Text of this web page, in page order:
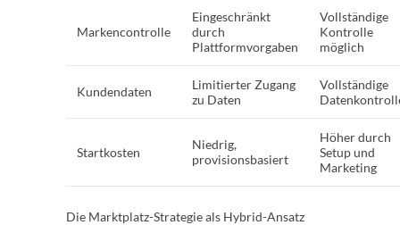
Markencontrolle
Eingeschränkt
durch
Plattformvorgaben
Vollständige
Kontrolle
möglich
Kundendaten
Limitierter Zugang
zu Daten
Vollständige
Startkosten
Niedrig,
provisionsbasiert
Höher durch
Setup und
Marketing
Die Marktplatz-Strategie als Hybrid-Ansatz